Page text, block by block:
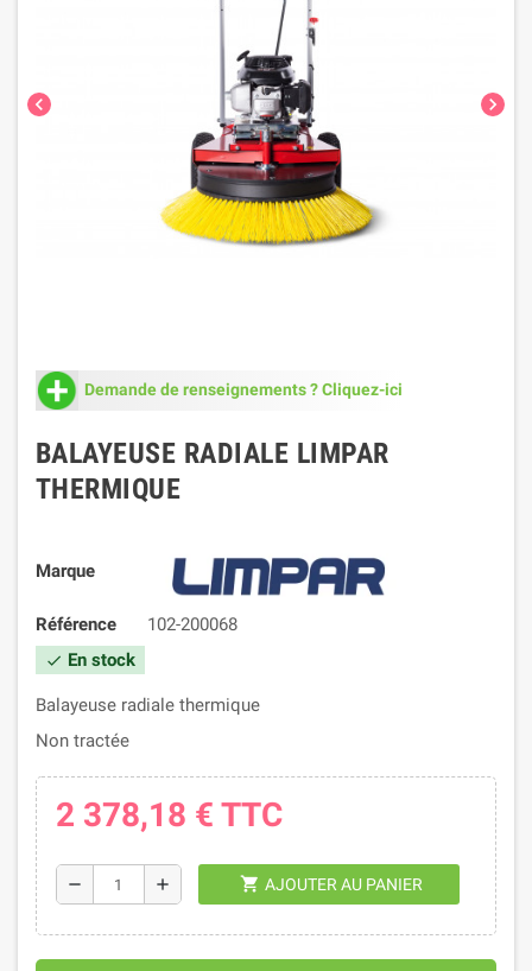
chevron_left chevron_right
Demande de renseignements ? Cliquez-ici
BALAYEUSE RADIALE LIMPAR
THERMIQUE
Marque
Référence 102-200068
check En stock
Balayeuse radiale thermique
Non tractée
2 378,18 € TTC
remove add shopping_cart AJOUTER AU PANIER